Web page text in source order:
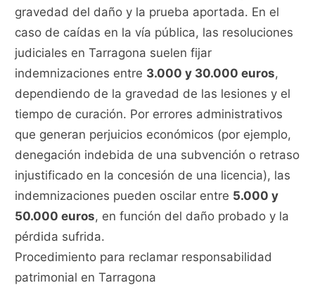
gravedad del daño y la prueba aportada. En el
caso de caídas en la vía pública, las resoluciones
judiciales en Tarragona suelen fijar
indemnizaciones entre 3.000 y 30.000 euros,
dependiendo de la gravedad de las lesiones y el
tiempo de curación. Por errores administrativos
que generan perjuicios económicos (por ejemplo,
denegación indebida de una subvención o retraso
injustificado en la concesión de una licencia), las
indemnizaciones pueden oscilar entre 5.000 y
50.000 euros, en función del daño probado y la
pérdida sufrida.
Procedimiento para reclamar responsabilidad
patrimonial en Tarragona